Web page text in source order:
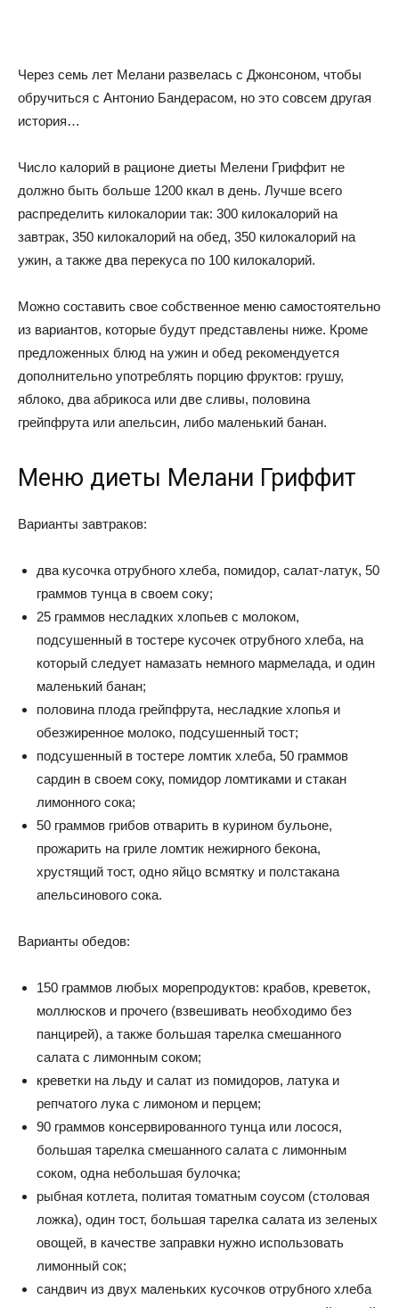
Через семь лет Мелани развелась с Джонсоном, чтобы
обручиться с Антонио Бандерасом, но это совсем другая
история…
Число калорий в рационе диеты Мелени Гриффит не
должно быть больше 1200 ккал в день. Лучше всего
распределить килокалории так: 300 килокалорий на
завтрак, 350 килокалорий на обед, 350 килокалорий на
ужин, а также два перекуса по 100 килокалорий.
Можно составить свое собственное меню самостоятельно
из вариантов, которые будут представлены ниже. Кроме
предложенных блюд на ужин и обед рекомендуется
дополнительно употреблять порцию фруктов: грушу,
яблоко, два абрикоса или две сливы, половина
грейпфрута или апельсин, либо маленький банан.
Меню диеты Мелани Гриффит
Варианты завтраков:
два кусочка отрубного хлеба, помидор, салат-латук, 50
граммов тунца в своем соку;
25 граммов несладких хлопьев с молоком,
подсушенный в тостере кусочек отрубного хлеба, на
который следует намазать немного мармелада, и один
маленький банан;
половина плода грейпфрута, несладкие хлопья и
обезжиренное молоко, подсушенный тост;
подсушенный в тостере ломтик хлеба, 50 граммов
сардин в своем соку, помидор ломтиками и стакан
лимонного сока;
50 граммов грибов отварить в курином бульоне,
прожарить на гриле ломтик нежирного бекона,
хрустящий тост, одно яйцо всмятку и полстакана
апельсинового сока.
Варианты обедов:
150 граммов любых морепродуктов: крабов, креветок,
моллюсков и прочего (взвешивать необходимо без
панцирей), а также большая тарелка смешанного
салата с лимонным соком;
креветки на льду и салат из помидоров, латука и
репчатого лука с лимоном и перцем;
90 граммов консервированного тунца или лосося,
большая тарелка смешанного салата с лимонным
соком, одна небольшая булочка;
рыбная котлета, политая томатным соусом (столовая
ложка), один тост, большая тарелка салата из зеленых
овощей, в качестве заправки нужно использовать
лимонный сок;
сандвич из двух маленьких кусочков отрубного хлеба